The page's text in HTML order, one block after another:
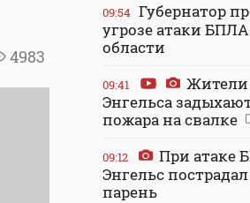
4983
09:54 Губернатор
угрозе атаки
области
09:41
Жители
Энгельса
пожара на свалке
09:12
При атаке
Энгельс
парень